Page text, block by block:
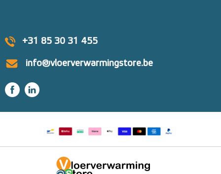
+31 85 30 31 455
info@vloerverwarmingstore.be